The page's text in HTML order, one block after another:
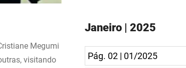
Megumi
visitando
Janeiro | 2025
Pág. 02 | 01/2025